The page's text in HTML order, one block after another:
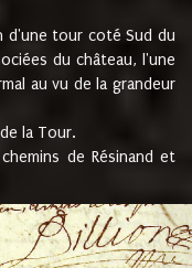
d'une tour coté Sud du
du château, l'une
au vu de la grandeur
la Tour.
de Résinand et